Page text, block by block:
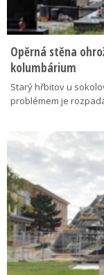
Opěrná stěna
kolumbárium
Starý hřbitov u
problémem je